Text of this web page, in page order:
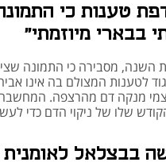
טענות כי
בבארי מיוזמתי"
השנה, מסבירה כי התמונה
לטענות המצולם בה אינו
מנקה דם מהרצפה.
שלו של ניקוי הדם כדי
בבצלאל לאומנית